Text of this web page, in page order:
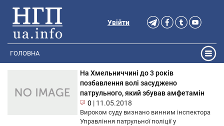
Увійти
ГОЛОВНА
На Хмельниччині до 3 років
позбавлення волі засуджено
патрульного, який збував амфетамін
0 | 11.05.2018
Вироком суду визнано винним інспектора
Управління патрульної поліції у